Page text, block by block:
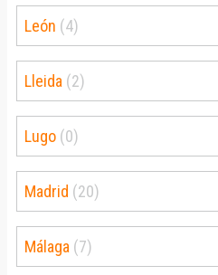
León (4)
Lleida (2)
Lugo (0)
Madrid (20)
Málaga (7)